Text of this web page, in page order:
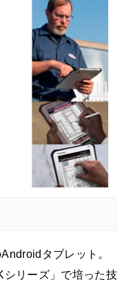
タブレット。
シリーズ」で培った技